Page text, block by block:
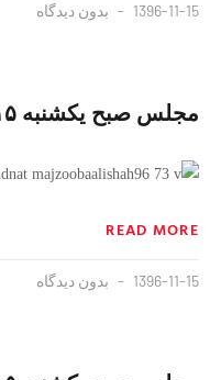
1396-11-15 بدون دیدگاه
مجلس صبح یکشنبه ۱۵-۱۱-۹۶
READ MORE
1396-11-15 بدون دیدگاه